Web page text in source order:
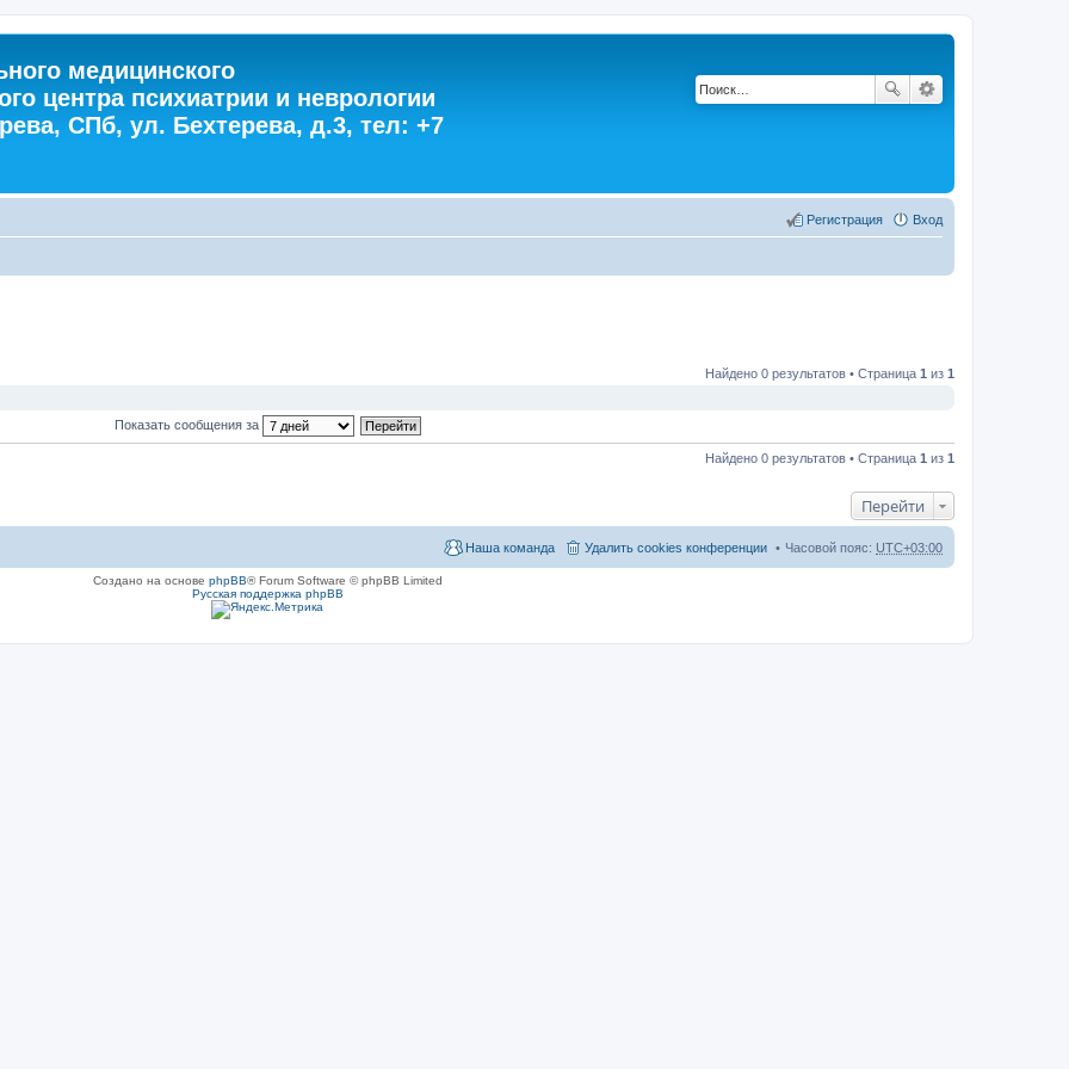
медицинского
центра психиатрии и неврологии
СПб, ул. Бехтерева, д.3, тел: +7
Вход
Регистрация
Найдено 0 результатов • Страница 1 из 1
Показать сообщения за
Найдено 0 результатов • Страница 1 из 1
Перейти
Часовой пояс: UTC+03:00
Удалить cookies конференции
Наша команда
Создано на основе phpBB® Forum Software © phpBB Limited
Русская поддержка phpBB